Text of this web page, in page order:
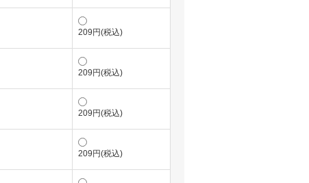
209円(税込)
209円(税込)
209円(税込)
209円(税込)